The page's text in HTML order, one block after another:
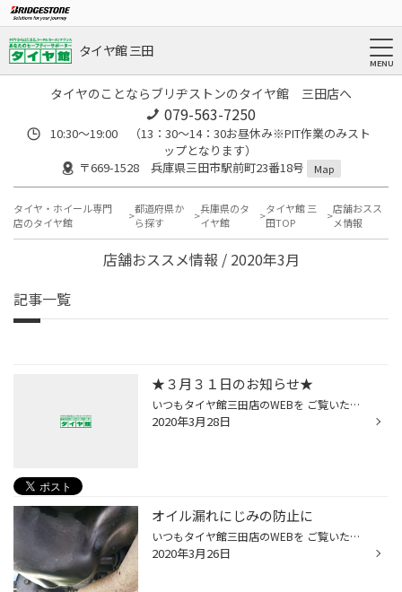
タイヤ館 三田
タイヤのことならブリヂストンのタイヤ館 三田店へ
079-563-7250
10:30～19:00 （13：30～14：30お昼休み※PIT作業のみスト
ップとなります）
〒669-1528 兵庫県三田市駅前町23番18号
Map
タイヤ・ホイール専門
店のタイヤ館
都道府県か
ら探す
兵庫県のタ
イヤ館
タイヤ館 三
田TOP
店舗おスス
メ情報
店舗おススメ情報 / 2020年3月
記事一覧
★３月３１日のお知らせ★
いつもタイヤ館三田店のWEBを ご覧いただきありがとうございます！ ３月３１日（火）ですが、 朝１０時３０分より 営業しております。 ご来店お待ちしております。
2020年3月28日
オイル漏れにじみの防止に
いつもタイヤ館三田店のWEBを ご覧いただきありがとうございます！ 冬タイヤから夏タイヤへ履き替えし、 ドライブシーズンになりました。 ドライブ前にタイヤ点検・交換での ご来店が増えておりますが、 その他のメンテナンスは大丈夫でしょうか。 タイヤ館三田では オイル交換も行っております。 ...
2020年3月26日